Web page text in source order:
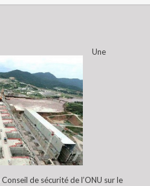
Une
de sécurité de l’ONU sur le